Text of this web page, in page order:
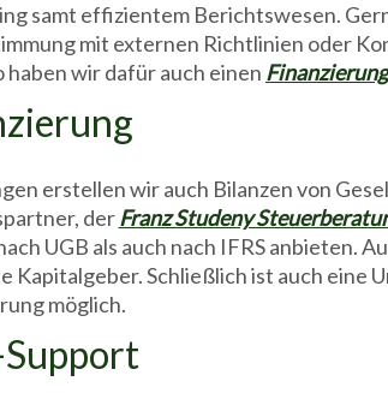
samt effizientem Berichtswesen.
mit externen Richtlinien oder
wir dafür auch einen
erstellen wir auch Bilanzen von
derFranz Studeny
UGB als auch nach IFRS anbieten.
Schließlich ist auch eine
möglich.
Support